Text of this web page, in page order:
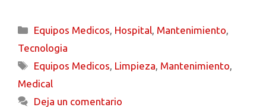
Equipos Medicos, Hospital, Mantenimiento,
Tecnologia
Equipos Medicos, Limpieza, Mantenimiento,
Medical
Deja un comentario